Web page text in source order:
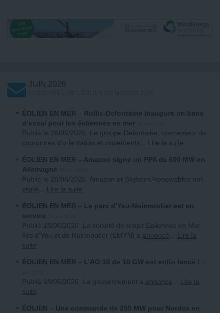
JUIN 2026
ÉOLIEN EN MER – Rollix-Defontaine inaugure un banc
d’essai pour les éoliennes en mer
Publié le 26/06/2026. Le groupe Defontaine, concepteur de
couronnes d’orientation et roulements
Lire la suite
ÉOLIEN EN MER – Amazon signe un PPA de 600 MW en
Allemagne
Publié le 26/06/2026. Amazon et Skyborn Renewables ont
signé
Lire la suite
ÉOLIEN EN MER – Le parc d’Yeu-Noirmoutier est en
service
Publié 18/06/2026. La société de projet Éoliennes en Mer
Iles d’Yeu et de Noirmoutier (EMYN) a annoncé
Lire la
suite
ÉOLIEN EN MER – L’AO 10 de 10 GW est enfin lancé !
Publié 18/06/2026. Le gouvernement a annoncé
Lire la
suite
ÉOLIEN – Une commande de 255 MW pour Nordex en